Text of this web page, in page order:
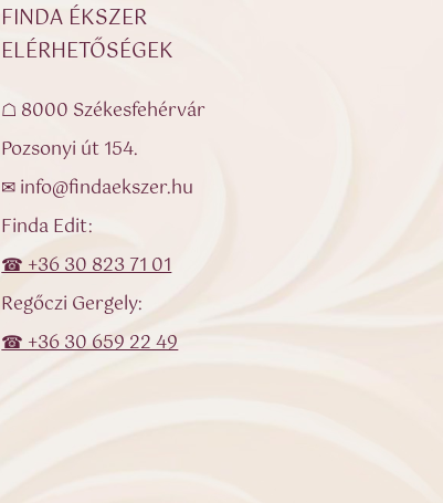
FINDA ÉKSZER
ELÉRHETŐSÉGEK
☖ 8000 Székesfehérvár
Pozsonyi út 154.
✉ info@findaekszer.hu
Finda Edit:
☎ +36 30 823 71 01
Regőczi Gergely:
☎ +36 30 659 22 49